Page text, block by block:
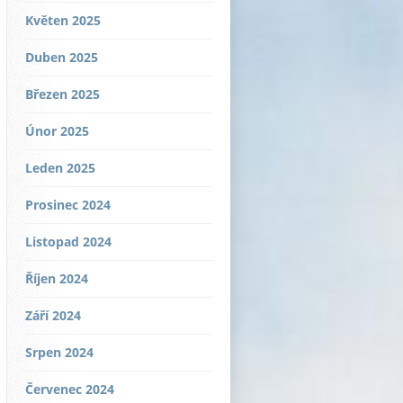
Květen 2025
Duben 2025
Březen 2025
Únor 2025
Leden 2025
Prosinec 2024
Listopad 2024
Říjen 2024
Září 2024
Srpen 2024
Červenec 2024